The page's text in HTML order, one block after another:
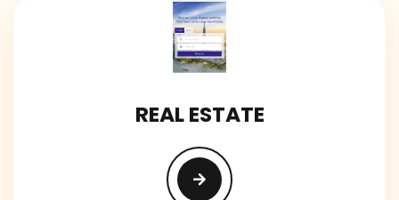
REAL ESTATE